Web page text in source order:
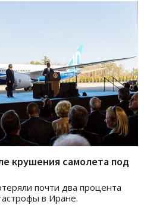
крушения самолета под
почти два процента
в Иране.